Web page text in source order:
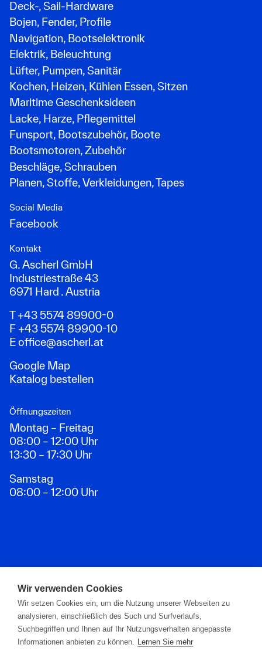
Deck-, Sail-Hardware
Bojen, Fender, Profile
Navigation, Bootselektronik
Elektrik, Beleuchtung
Lüfter, Pumpen, Sanitär
Kochen, Heizen, Kühlen Essen, Sitzen
Maritime Geschenksideen
Lacke, Harze, Pflegemittel
Funsport, Bootszubehör, Boote
Bootsmotoren, Zubehör
Beschläge, Schrauben
Planen, Stoffe, Verkleidungen, Tapes
Social Media
Facebook
Kontakt
G. Ascherl GmbH
Industriestraße 43
6971 Hard . Austria
T +43 5574 89900-0
F +43 5574 89900-10
Eoffice@ascherl.at
Google Map
Katalog bestellen
Öffnungszeiten
Montag – Freitag
08:00 – 12:00 Uhr
13:30 – 17:30 Uhr
Samstag
08:00 – 12:00 Uhr
Zahlungsarten
Wir verwenden Cookies
Wir setzen Cookies ein, um die Nutzung unserer Webseiten zu
analysieren, einschließlich des Such und Surfverlaufs,
Suchbegriffen und Ihnen auf Ihr Nutzungsverhalten angepasste
Informationen anbieten zu können. Lernen Sie mehr